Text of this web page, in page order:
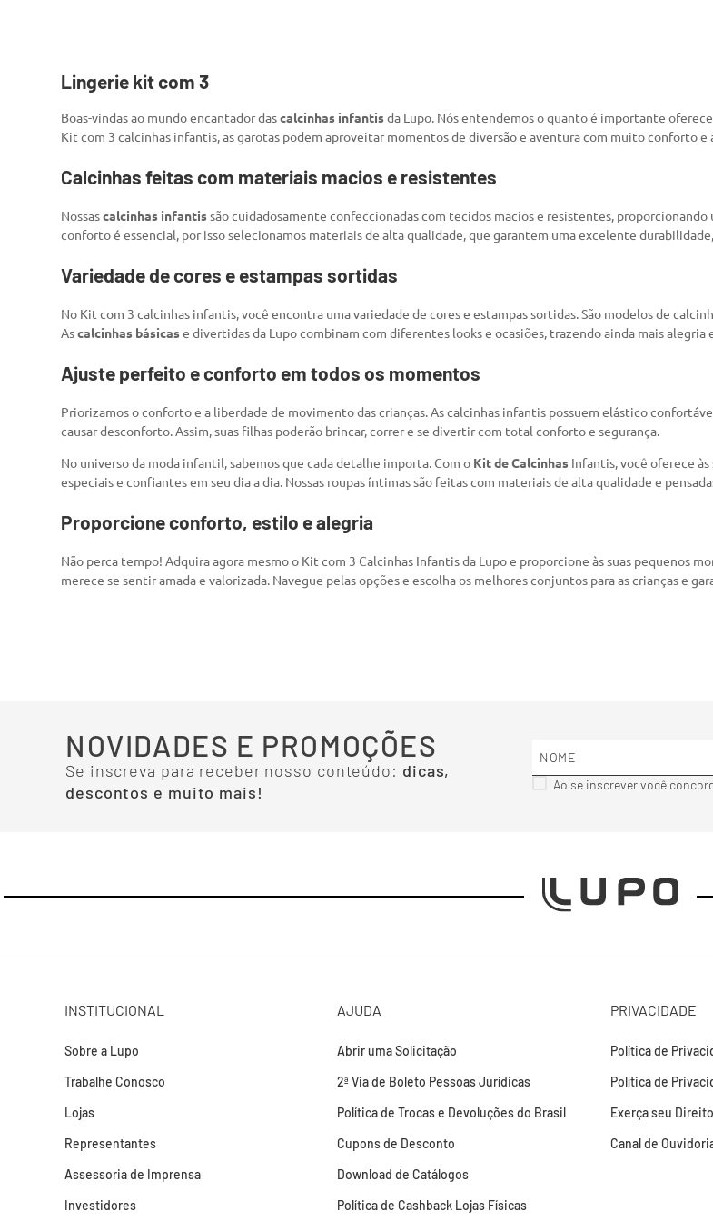
Lingerie kit com 3
Boas-vindas ao mundo encantador dascalcinhas infantisda Lupo. Nós entendemos o quanto é importante
Kit com 3 calcinhas infantis, as garotas podem aproveitar momentos de diversão e aventura com muito conforto e
Calcinhas feitas com materiais macios e resistentes
Nossascalcinhas infantissão cuidadosamente confeccionadas com tecidos macios e resistentes, proporcionando
conforto é essencial, por isso selecionamos materiais de alta qualidade, que garantem uma excelente
Variedade de cores e estampas sortidas
No Kit com 3 calcinhas infantis, você encontra uma variedade de cores e estampas sortidas. São modelos de
Ascalcinhas básicase divertidas da Lupo combinam com diferentes looks e ocasiões, trazendo ainda mais alegria
Ajuste perfeito e conforto em todos os momentos
Priorizamos o conforto e a liberdade de movimento das crianças. As calcinhas infantis possuem elástico
causar desconforto. Assim, suas filhas poderão brincar, correr e se divertir com total conforto e segurança.
No universo da moda infantil, sabemos que cada detalhe importa. Com o Kit de Calcinhas Infantis, você oferece
especiais e confiantes em seu dia a dia. Nossas roupas íntimas são feitas com materiais de alta qualidade e
Proporcione conforto, estilo e alegria
Não perca tempo! Adquira agora mesmo o Kit com 3 Calcinhas Infantis da Lupo e proporcione às suas pequenos
merece se sentir amada e valorizada. Navegue pelas opções e escolha os melhores conjuntos para as crianças e
NOVIDADES E PROMOÇÕES
Se inscreva para receber nosso conteúdo: dicas,
descontos e muito mais!
Ao se inscrever você
INSTITUCIONAL
Sobre a Lupo
Trabalhe Conosco
Lojas
Representantes
Assessoria de Imprensa
Investidores
AJUDA
Abrir uma Solicitação
2ª Via de Boleto Pessoas Jurídicas
Política de Trocas e Devoluções do Brasil
Cupons de Desconto
Download de Catálogos
Política de Cashback Lojas Físicas
PRIVACIDADE
Política de
Política de
Exerça seu
Canal de